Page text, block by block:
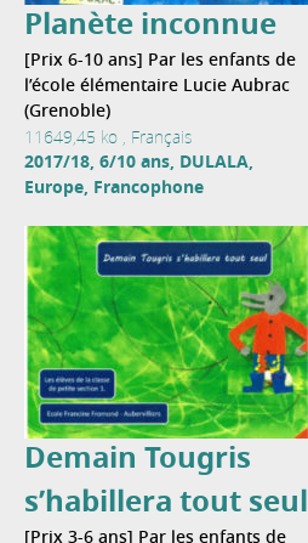
Planète inconnue
[Prix 6-10 ans] Par les enfants de
l’école élémentaire Lucie Aubrac
(Grenoble)
11649,45 ko , Français
2017/18, 6/10 ans, DULALA,
Europe, Francophone
Demain Tougris
s’habillera tout seul